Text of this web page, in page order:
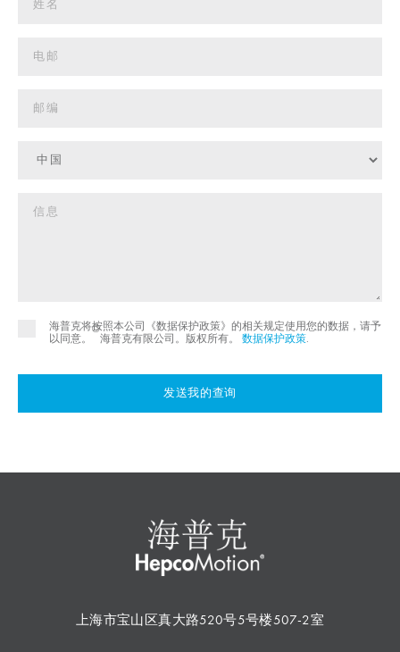
海普克将按照本公司《数据保护政策》的相关规定使用您的数据，请予
以同意。
©
海普克有限公司。版权所有。 数据保护政策
发送我的查询
上海市宝山区真大路520号5号楼507-2室